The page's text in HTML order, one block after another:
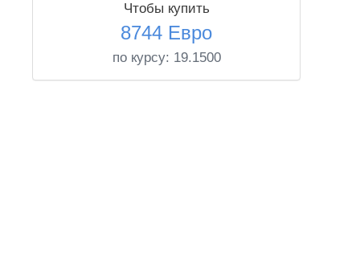
Чтобы купить
8744 Евро
по курсу: 19.1500